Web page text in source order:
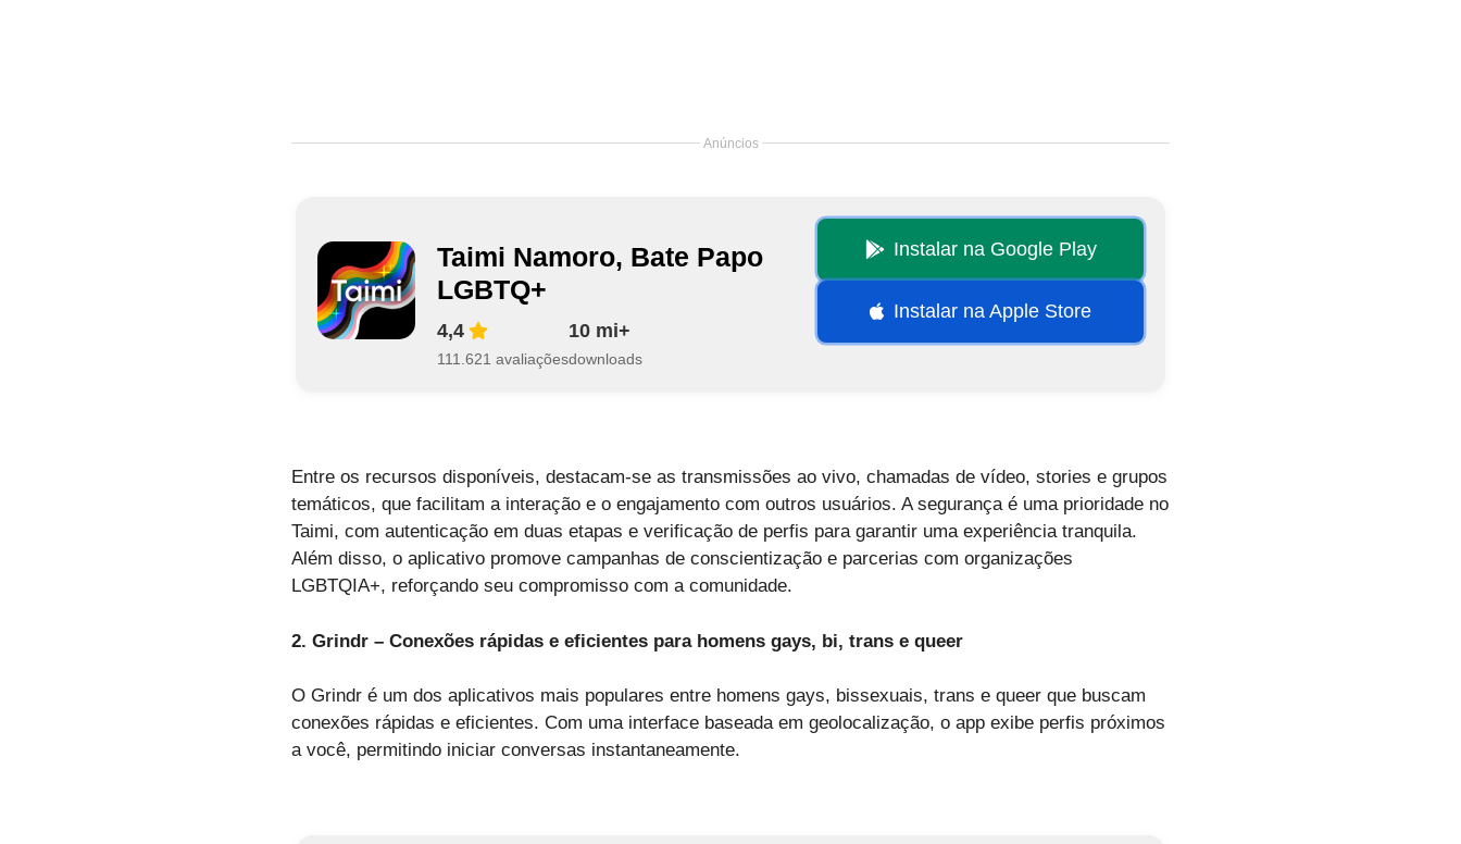
Anúncios
Taimi Namoro, Bate Papo
LGBTQ+
4,4
111.621 avaliações
10 mi+
downloads
Instalar na Google Play
Instalar na Apple Store
Entre os recursos disponíveis, destacam-se as transmissões ao vivo, chamadas de vídeo, stories e grupos
temáticos, que facilitam a interação e o engajamento com outros usuários. A segurança é uma prioridade no
Taimi, com autenticação em duas etapas e verificação de perfis para garantir uma experiência tranquila.
Além disso, o aplicativo promove campanhas de conscientização e parcerias com organizações
LGBTQIA+, reforçando seu compromisso com a comunidade.
2. Grindr – Conexões rápidas e eficientes para homens gays, bi, trans e queer
O Grindr é um dos aplicativos mais populares entre homens gays, bissexuais, trans e queer que buscam
conexões rápidas e eficientes. Com uma interface baseada em geolocalização, o app exibe perfis próximos
a você, permitindo iniciar conversas instantaneamente.